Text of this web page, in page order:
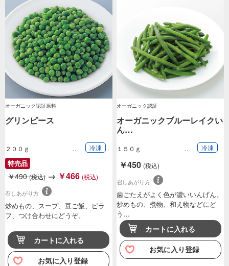
オーガニック認証原料
グリンピース
２００ｇ 冷凍
特売品
￥490(税込) → ￥466 (税込)
召しあがり方
炒めもの、スープ、豆ご飯、ピラ
フ、つけ合わせにどうぞ。
カートに入れる
お気に入り登録
オーガニック認証
オーガニックブルーレイクい
ん…
１５０ｇ 冷凍
￥450 (税込)
召しあがり方
歯ごたえがよく色が濃いいんげん。
炒めもの、煮物、和え物などにど
う…
カートに入れる
お気に入り登録